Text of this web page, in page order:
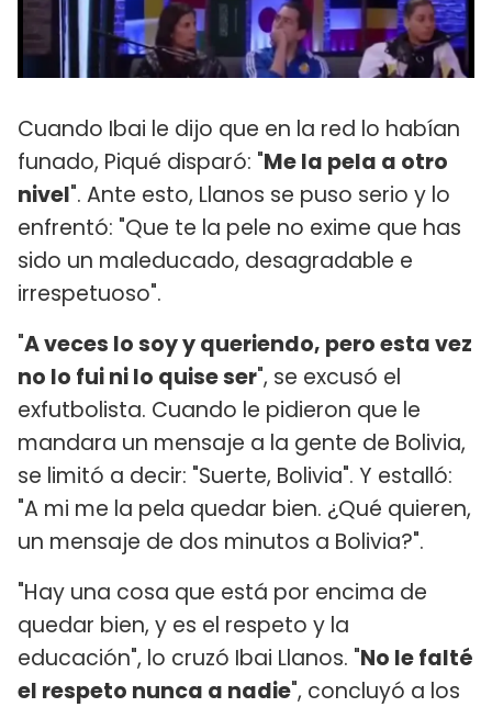
Cuando Ibai le dijo que en la red lo habían
funado, Piqué disparó: "Me la pela a otro
nivel". Ante esto, Llanos se puso serio y lo
enfrentó: "Que te la pele no exime que has
sido un maleducado, desagradable e
irrespetuoso".
"A veces lo soy y queriendo, pero esta vez
no lo fui ni lo quise ser", se excusó el
exfutbolista. Cuando le pidieron que le
mandara un mensaje a la gente de Bolivia,
se limitó a decir: "Suerte, Bolivia". Y estalló:
"A mi me la pela quedar bien. ¿Qué quieren,
un mensaje de dos minutos a Bolivia?".
"Hay una cosa que está por encima de
quedar bien, y es el respeto y la
educación", lo cruzó Ibai Llanos. "No le falté
el respeto nunca a nadie", concluyó a los